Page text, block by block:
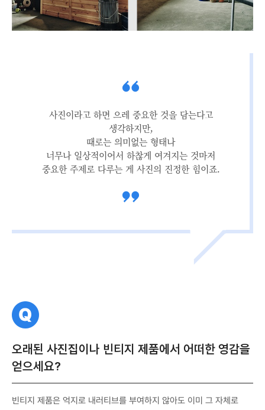
사진이라고 하면 으레 중요한 것을 담는다고
생각하지만,
때로는 의미없는 형태나
너무나 일상적이어서 하찮게 여겨지는 것마저
중요한 주제로 다루는 게 사진의 진정한 힘이죠.
질
문
오래된 사진집이나 빈티지 제품에서 어떠한 영감을
얻으세요?
빈티지 제품은 억지로 내러티브를 부여하지 않아도 이미 그 자체로